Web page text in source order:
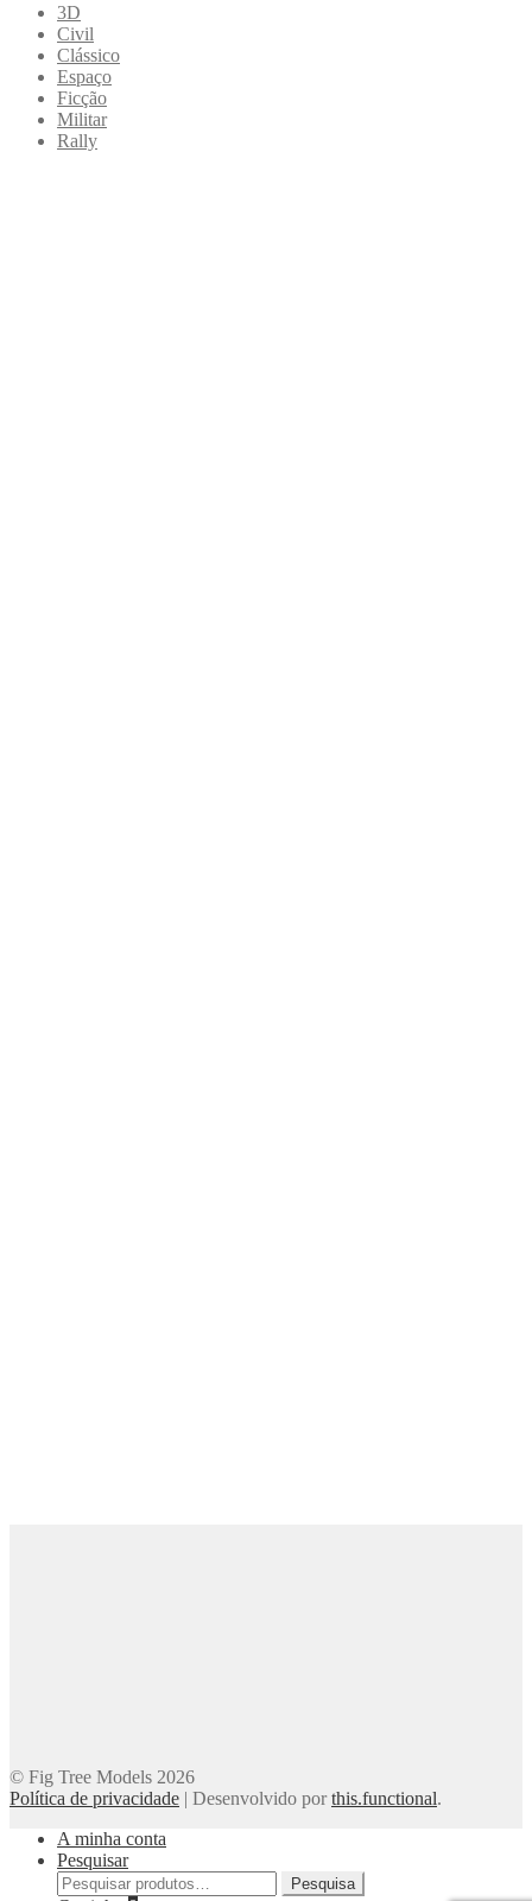
3D
Civil
Clássico
Espaço
Ficção
Militar
Rally
© Fig Tree Models 2026
Política de privacidade | Desenvolvido porthis.functional.
A minha conta
Pesquisar
Pesquisar
Pesquisa